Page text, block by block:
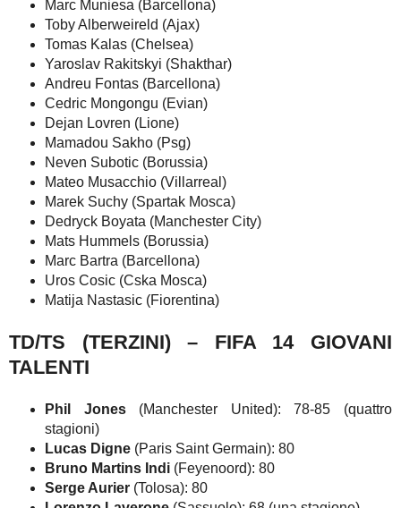
Marc Muniesa (Barcellona)
Toby Alberweireld (Ajax)
Tomas Kalas (Chelsea)
Yaroslav Rakitskyi (Shakthar)
Andreu Fontas (Barcellona)
Cedric Mongongu (Evian)
Dejan Lovren (Lione)
Mamadou Sakho (Psg)
Neven Subotic (Borussia)
Mateo Musacchio (Villarreal)
Marek Suchy (Spartak Mosca)
Dedryck Boyata (Manchester City)
Mats Hummels (Borussia)
Marc Bartra (Barcellona)
Uros Cosic (Cska Mosca)
Matija Nastasic (Fiorentina)
TD/TS (TERZINI) – FIFA 14 GIOVANI
TALENTI
Phil Jones(Manchester United): 78-85 (quattro
stagioni)
Lucas Digne (Paris Saint Germain): 80
Bruno Martins Indi (Feyenoord): 80
Serge Aurier (Tolosa): 80